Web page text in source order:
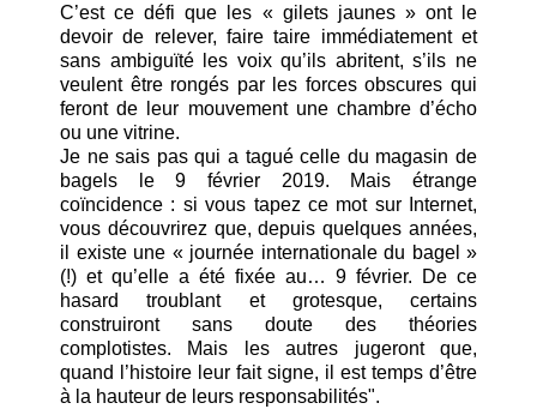
C’est ce défi que les « gilets jaunes » ont le
devoir de relever, faire taire immédiatement et
sans ambiguïté les voix qu’ils abritent, s’ils ne
veulent être rongés par les forces obscures qui
feront de leur mouvement une chambre d’écho
ou une vitrine.
Je ne sais pas qui a tagué celle du magasin de
bagels le 9 février 2019. Mais étrange
coïncidence : si vous tapez ce mot sur Internet,
vous découvrirez que, depuis quelques années,
il existe une « journée internationale du bagel »
(!) et qu’elle a été fixée au… 9 février. De ce
hasard troublant et grotesque, certains
construiront sans doute des théories
complotistes. Mais les autres jugeront que,
quand l’histoire leur fait signe, il est temps d’être
à la hauteur de leurs responsabilités".